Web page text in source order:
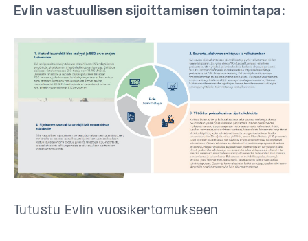
Evlin vastuullisen sijoittamisen toimintapa:
Tutustu Evlin vuosikertomukseen